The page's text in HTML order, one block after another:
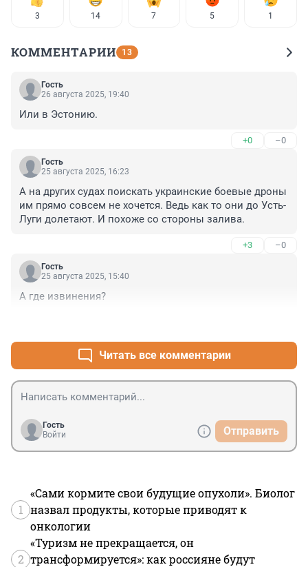
3 14 7 5 1
КОММЕНТАРИИ 13
Гость
26 августа 2025, 19:40
Или в Эстонию.
+0 –0
Гость
25 августа 2025, 16:23
А на других судах поискать украинские боевые дроны
им прямо совсем не хочется. Ведь как то они до Усть-
Луги долетают. И похоже со стороны залива.
+3 –0
Гость
25 августа 2025, 15:40
А где извинения?
Читать все комментарии
Гость
Войти
Отправить
1
«Сами кормите свои будущие опухоли». Биолог
назвал продукты, которые приводят к
онкологии
2
«Туризм не прекращается, он
трансформируется»: как россияне будут